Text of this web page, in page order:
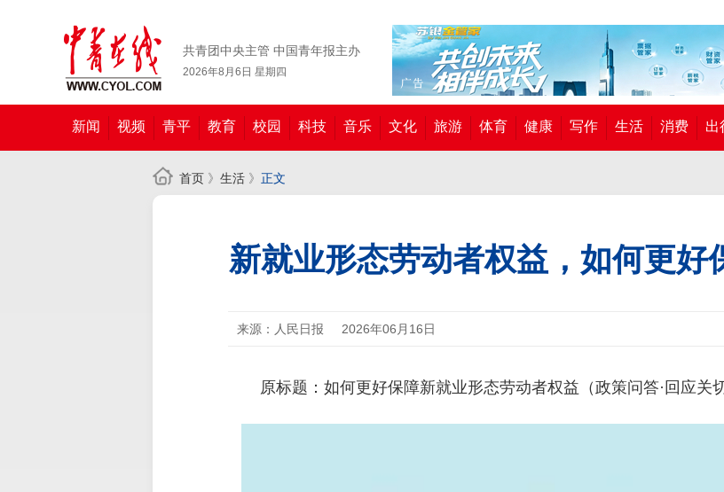
共青团中央主管 中国青年报主办
2026年8月6日 星期四
新闻 视频 青平 教育 校园 科技 音乐 文化 旅游 体育 健康 写作 生活 消费 出
首页 》 生活 》 正文
新就业形态劳动者权益，如何更
来源：人民日报 2026年06月16日
原标题：如何更好保障新就业形态劳动者权益（政策问答·回应关切